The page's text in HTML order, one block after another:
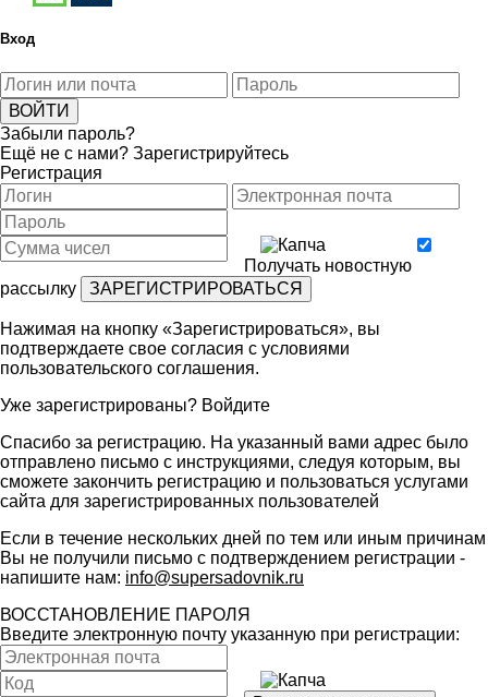
Вход
Забыли пароль?
Ещё не с нами? Зарегистрируйтесь
Регистрация
Получать новостную
рассылку
Нажимая на кнопку «Зарегистрироваться», вы
подтверждаете свое согласия с условиями
пользовательского соглашения.
Уже зарегистрированы? Войдите
Спасибо за регистрацию. На указанный вами адрес было
отправлено письмо с инструкциями, следуя которым, вы
сможете закончить регистрацию и пользоваться услугами
сайта для зарегистрированных пользователей
Если в течение нескольких дней по тем или иным причинам
Вы не получили письмо с подтверждением регистрации -
напишите нам: info@supersadovnik.ru
ВОССТАНОВЛЕНИЕ ПАРОЛЯ
Введите электронную почту указанную при регистрации: